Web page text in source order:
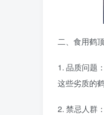
二、食用鹤
1. 品质问题
这些劣质的
2. 禁忌人群